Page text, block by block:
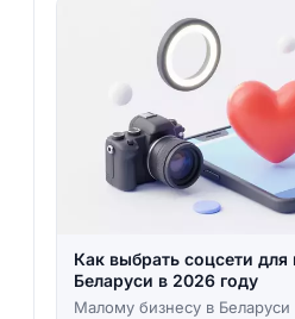
Как выбрать соцсети для
Беларуси в 2026 году
Малому бизнесу в